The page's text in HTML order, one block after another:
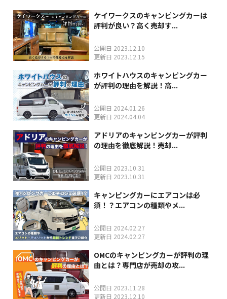
ケイワークスのキャンピングカーは
評判が良い？高く売却す...
公開日 2023.12.10
更新日 2023.12.15
ホワイトハウスのキャンピングカー
が評判の理由を解説！高...
公開日 2024.01.26
更新日 2024.04.04
アドリアのキャンピングカーが評判
の理由を徹底解説！売却...
公開日 2023.10.31
更新日 2023.10.31
キャンピングカーにエアコンは必
須！？エアコンの種類やメ...
公開日 2024.02.27
更新日 2024.02.27
OMCのキャンピングカーが評判の理
由とは？専門店が売却の攻...
公開日 2023.11.28
更新日 2023.12.10